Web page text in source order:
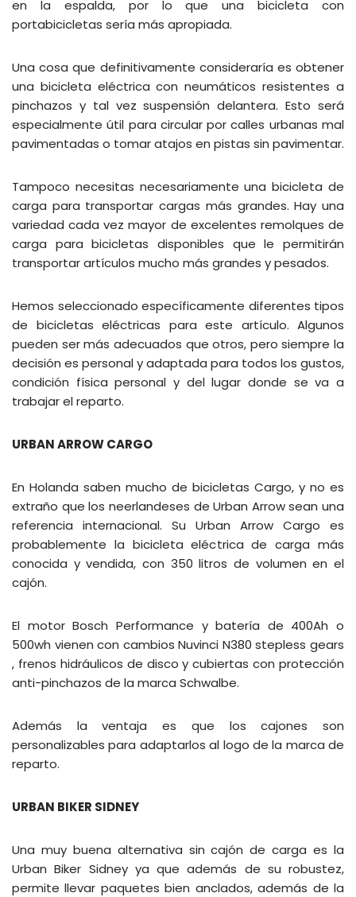
en la espalda, por lo que una bicicleta con
portabicicletas sería más apropiada.
Una cosa que definitivamente consideraría es obtener
una bicicleta eléctrica con neumáticos resistentes a
pinchazos y tal vez suspensión delantera. Esto será
especialmente útil para circular por calles urbanas mal
pavimentadas o tomar atajos en pistas sin pavimentar.
Tampoco necesitas necesariamente una bicicleta de
carga para transportar cargas más grandes. Hay una
variedad cada vez mayor de excelentes remolques de
carga para bicicletas disponibles que le permitirán
transportar artículos mucho más grandes y pesados.
Hemos seleccionado específicamente diferentes tipos
de bicicletas eléctricas para este artículo. Algunos
pueden ser más adecuados que otros, pero siempre la
decisión es personal y adaptada para todos los gustos,
condición física personal y del lugar donde se va a
trabajar el reparto.
URBAN ARROW CARGO
En Holanda saben mucho de bicicletas Cargo, y no es
extraño que los neerlandeses de Urban Arrow sean una
referencia internacional. Su Urban Arrow Cargo es
probablemente la bicicleta eléctrica de carga más
conocida y vendida, con 350 litros de volumen en el
cajón.
El motor Bosch Performance y batería de 400Ah o
500wh vienen con cambios Nuvinci N380 stepless gears
, frenos hidráulicos de disco y cubiertas con protección
anti-pinchazos de la marca Schwalbe.
Además la ventaja es que los cajones son
personalizables para adaptarlos al logo de la marca de
reparto.
URBAN BIKER SIDNEY
Una muy buena alternativa sin cajón de carga es la
Urban Biker Sidney ya que además de su robustez,
permite llevar paquetes bien anclados, además de la